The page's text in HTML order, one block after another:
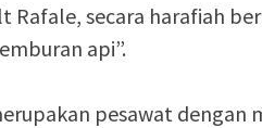
Rafale, secara harafiah
api”.
pesawat dengan